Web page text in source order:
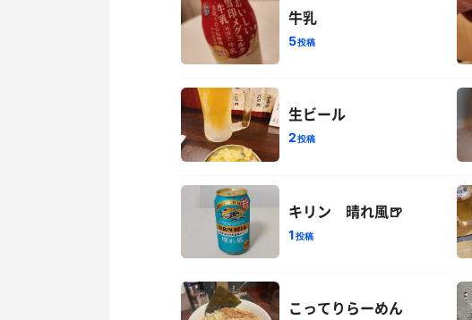
牛乳
5投稿
生ビール
2投稿
キリン 晴れ風🍺
1投稿
こってりらーめん